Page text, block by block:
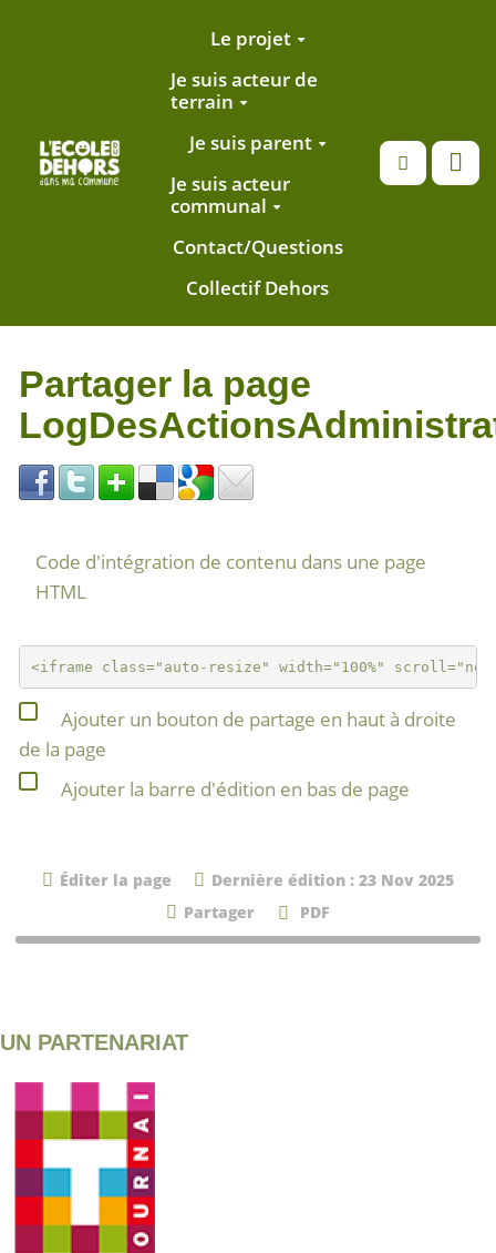
Aller au contenu principalLe projet
Je suis acteur de
terrain
Je suis parent
Je suis acteur
communal
Contact/Questions
Collectif Dehors
Partager la page
Code d'intégration de contenu dans une page
HTML
Ajouter un bouton de partage en haut à droite
de la page
Ajouter la barre d'édition en bas de page
Éditer la page
Dernière édition : 23 Nov 2025
Partager
PDF
UN PARTENARIAT